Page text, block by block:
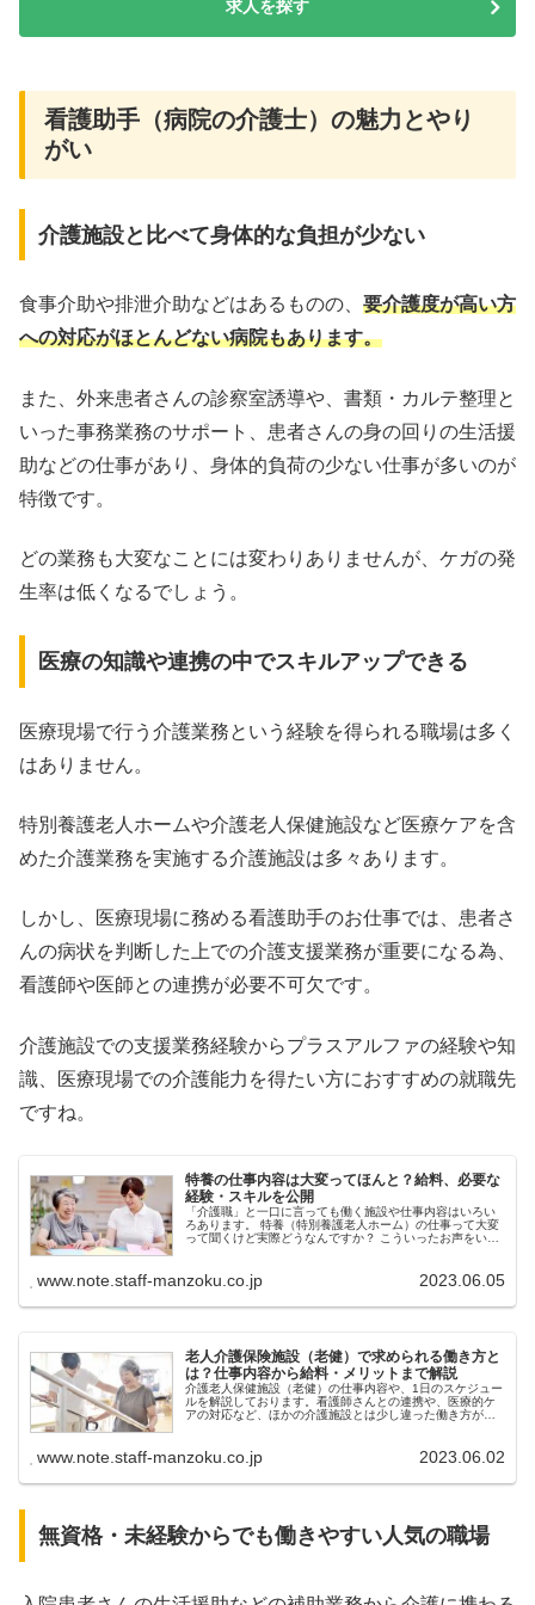
求人を探す
看護助手（病院の介護士）の魅力とやり
がい
介護施設と比べて身体的な負担が少ない
食事介助や排泄介助などはあるものの、 要介護度が高い方
への対応がほとんどない病院もあります。
また、外来患者さんの診察室誘導や、書類・カルテ整理と
いった事務業務のサポート、患者さんの身の回りの生活援
助などの仕事があり、身体的負荷の少ない仕事が多いのが
特徴です。
どの業務も大変なことには変わりありませんが、ケガの発
生率は低くなるでしょう。
医療の知識や連携の中でスキルアップできる
医療現場で行う介護業務という経験を得られる職場は多く
はありません。
特別養護老人ホームや介護老人保健施設など医療ケアを含
めた介護業務を実施する介護施設は多々あります。
しかし、医療現場に務める看護助手のお仕事では、患者さ
んの病状を判断した上での介護支援業務が重要になる為、
看護師や医師との連携が必要不可欠です。
介護施設での支援業務経験からプラスアルファの経験や知
識、医療現場での介護能力を得たい方におすすめの就職先
ですね。
特養の仕事内容は大変ってほんと？給料、必要な
経験・スキルを公開
「介護職」と一口に言っても働く施設や仕事内容はいろい
ろあります。 特養（特別養護老人ホーム）の仕事って大変
って聞くけど実際どうなんですか？ こういったお声をいた
www.note.staff-manzoku.co.jp 2023.06.05
老人介護保険施設（老健）で求められる働き方と
は？仕事内容から給料・メリットまで解説
介護老人保健施設（老健）の仕事内容や、1日のスケジュー
ルを解説しております。看護師さんとの連携や、医療的ケ
アの対応など、ほかの介護施設とは少し違った働き方が介
www.note.staff-manzoku.co.jp 2023.06.02
無資格・未経験からでも働きやすい人気の職場